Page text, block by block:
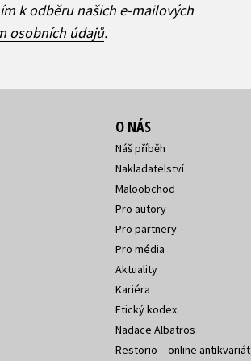
k odběru našich e-mailových
osobních údajů.
O NÁS
Náš příběh
Nakladatelství
Maloobchod
Pro autory
Pro partnery
Pro média
Aktuality
Kariéra
Etický kodex
Nadace Albatros
Restorio – online antikvariát